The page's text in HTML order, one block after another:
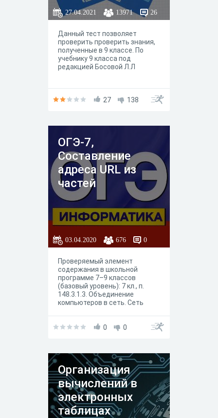
построена верно1Не
выполнены условия,
позволяющие поставить 1, 2
или 3 балла - 0 б.
Максимальный балл - 3б.
27.04.2021 13971 26
Данный тест позволяет
проверить проверить знания,
полученные в 9 классе. По
учебнику 9 класса под
редакцией Босовой Л.Л
27 138
ОГЭ-7,
Составление
адреса URL из
частей
03.04.2020 676 0
Проверяемый элемент
содержания в школьной
программе 7–9 классов
(базовый уровень): 7 кл., п.
148.3.1.3. Объединение
компьютеров в сеть. Сеть
ресурсов. Браузер. Поисковые
148.5.1.1. IP-адреса узлов.
Сетевое хранение данных
0 0
Организация
вычислений в
электронных
таблицах